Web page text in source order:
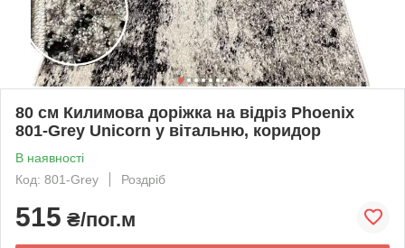
80 см Килимова доріжка на відріз Phoenix
801-Grey Unicorn у вітальню, коридор
В наявності
Код: 801-Grey
Роздріб
515 ₴/пог.м